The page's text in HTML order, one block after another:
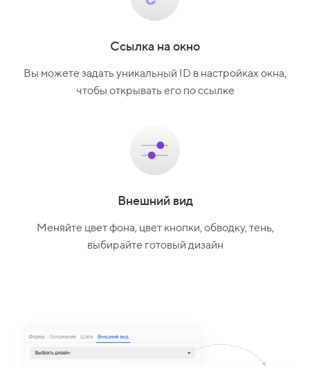
Ссылка на окно
Вы можете задать уникальный ID в настройках окна,
чтобы открывать его по ссылке
Внешний вид
Меняйте цвет фона, цвет кнопки, обводку, тень,
выбирайте готовый дизайн